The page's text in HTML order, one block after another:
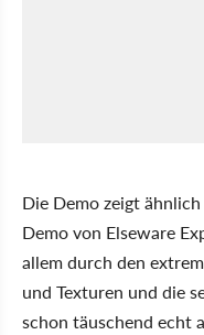
Die Demo zeigt
Demo von Elseware
allem durch den
und Texturen und die
schon täuschend echt